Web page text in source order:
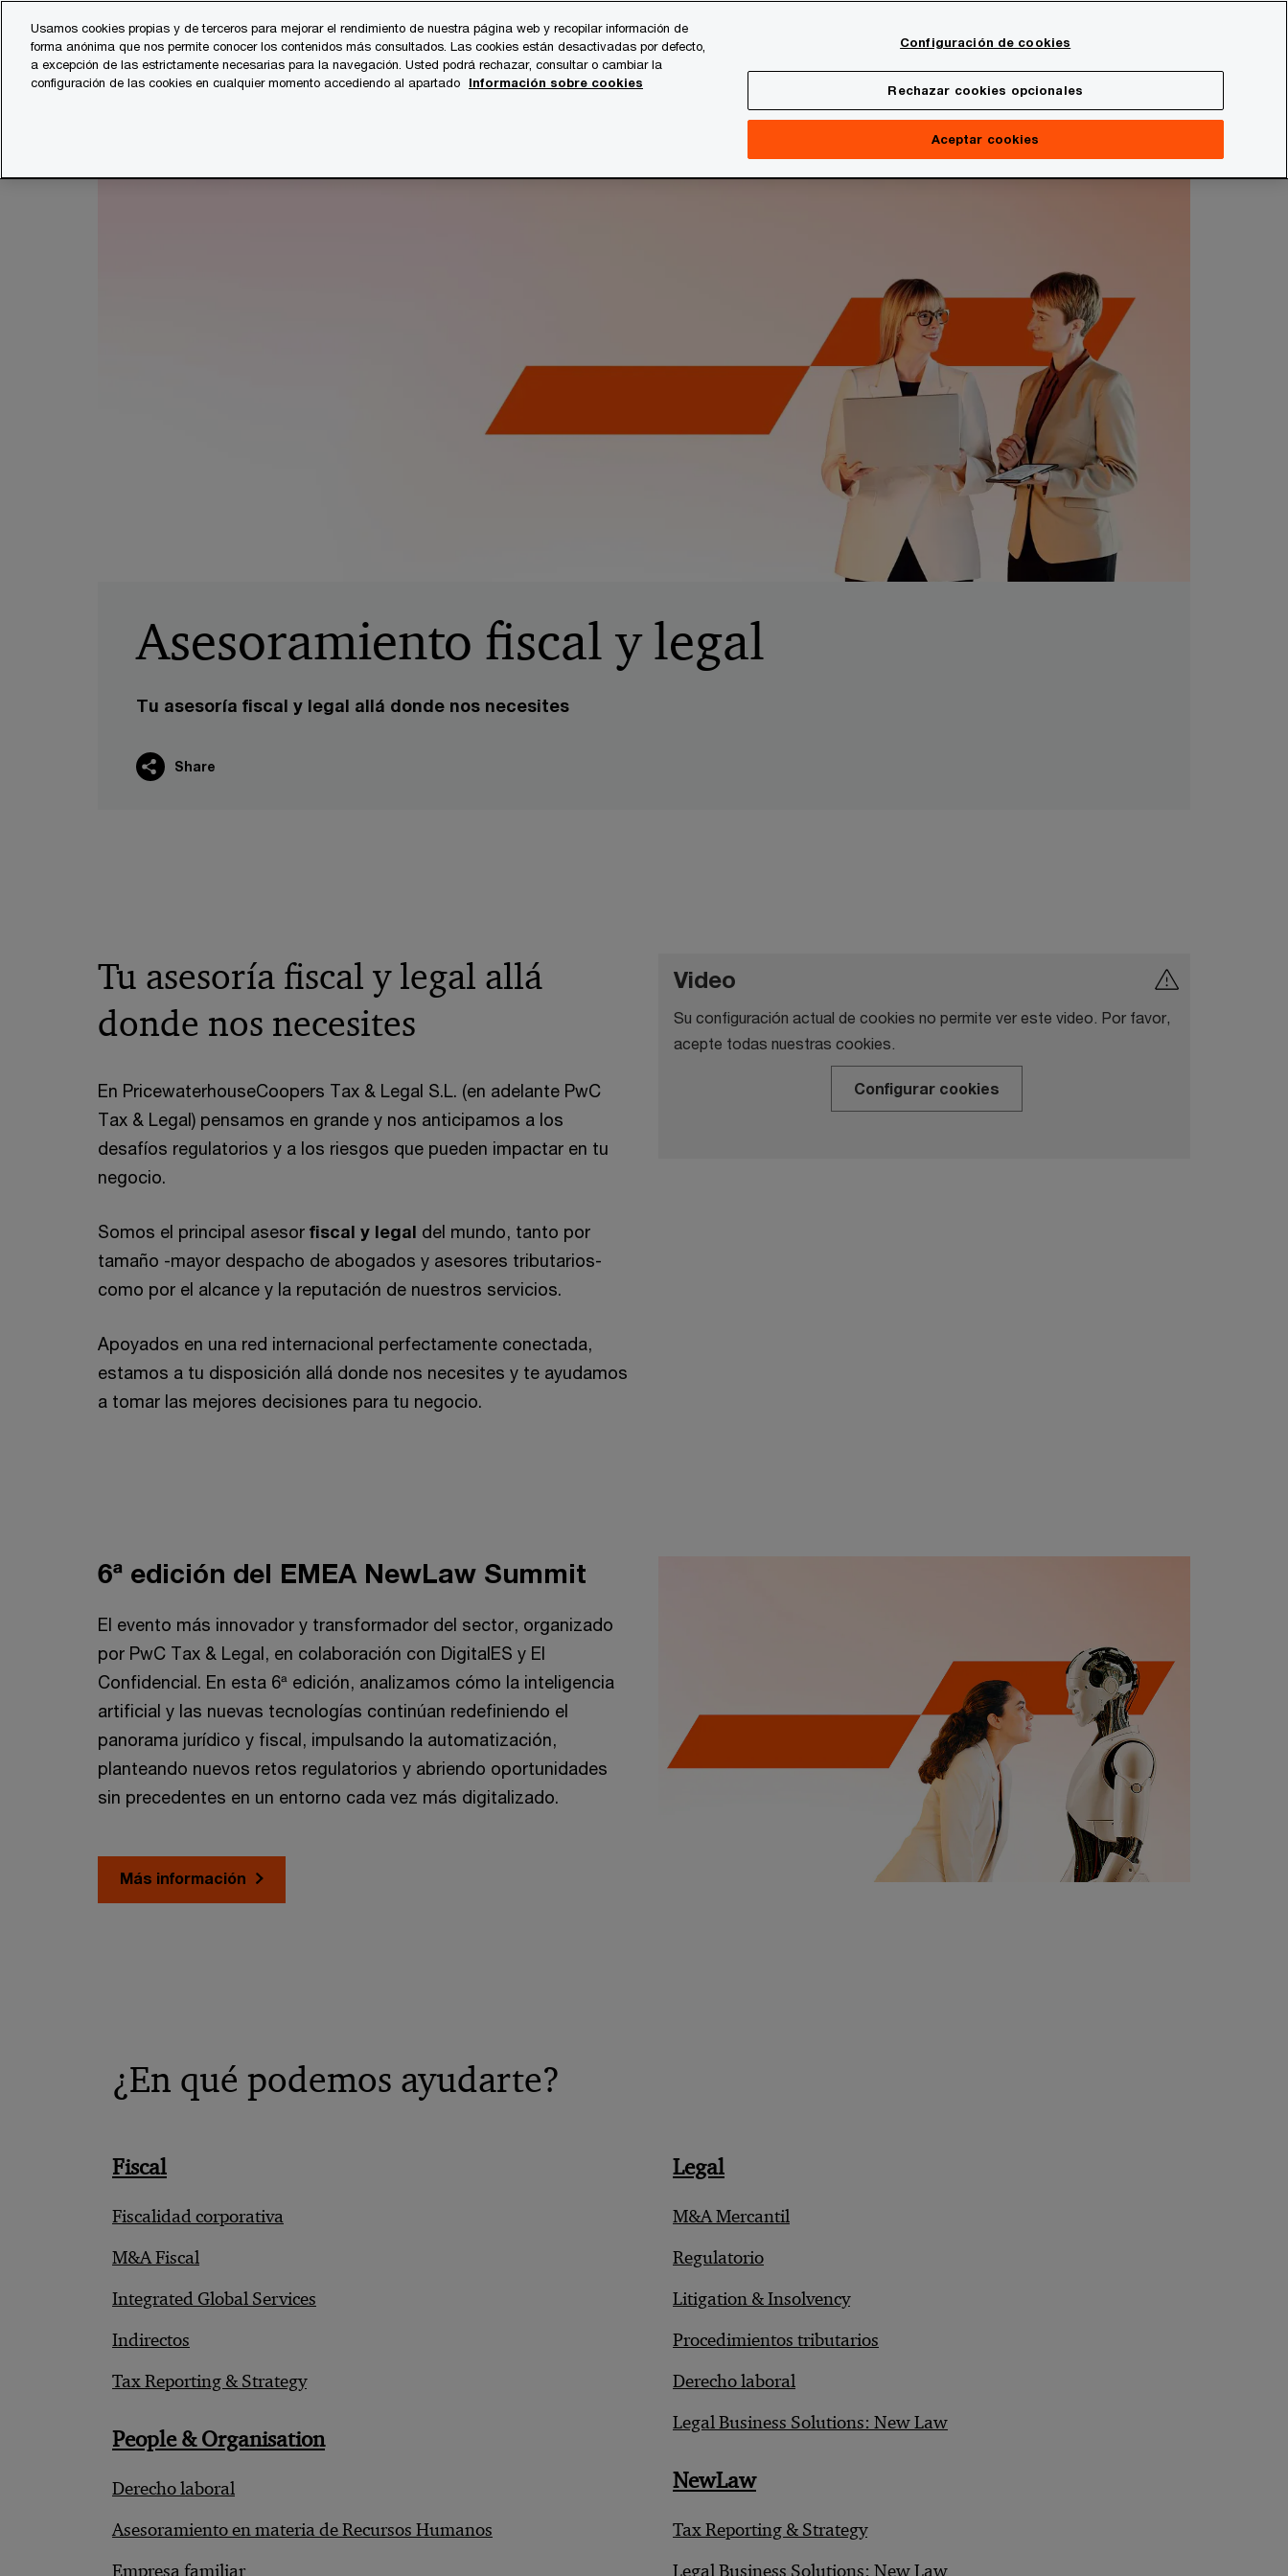
content
footer
Servicios Sectores Temas clave Quiénes somos
Tu asesoría fiscal y legal allá donde nos necesites
Asesoramiento fiscal y legal
Share
Tu asesoría fiscal y legal allá
donde nos necesites
En PricewaterhouseCoopers Tax & Legal S.L. (en adelante PwC
Tax & Legal) pensamos en grande y nos anticipamos a los
desafíos regulatorios y a los riesgos que pueden impactar en tu
negocio.
Somos el principal asesor fiscal y legal del mundo, tanto por
tamaño -mayor despacho de abogados y asesores tributarios-
como por el alcance y la reputación de nuestros servicios.
Apoyados en una red internacional perfectamente conectada,
estamos a tu disposición allá donde nos necesites y te ayudamos
a tomar las mejores decisiones para tu negocio.
Video
Su configuración actual de cookies no permite ver este video. Por favor,
acepte todas nuestras cookies.
Configurar cookies
6ª edición del EMEA NewLaw Summit
El evento más innovador y transformador del sector, organizado
por PwC Tax & Legal, en colaboración con DigitalES y El
Confidencial. En esta 6ª edición, analizamos cómo la inteligencia
artificial y las nuevas tecnologías continúan redefiniendo el
panorama jurídico y fiscal, impulsando la automatización,
planteando nuevos retos regulatorios y abriendo oportunidades
sin precedentes en un entorno cada vez más digitalizado.
Más información
¿En qué podemos ayudarte?
Fiscal
Fiscalidad corporativa
M&A Fiscal
Integrated Global Services
Indirectos
Tax Reporting & Strategy
Legal
M&A Mercantil
Regulatorio
Litigation & Insolvency
Procedimientos tributarios
Derecho laboral
Legal Business Solutions: New Law
People & Organisation
Derecho laboral
Asesoramiento en materia de Recursos Humanos
Empresa familiar
NewLaw
Tax Reporting & Strategy
Legal Business Solutions: New Law
Usamos cookies propias y de terceros para mejorar el rendimiento de nuestra página web y recopilar información de
forma anónima que nos permite conocer los contenidos más consultados. Las cookies están desactivadas por defecto,
a excepción de las estrictamente necesarias para la navegación. Usted podrá rechazar, consultar o cambiar la
configuración de las cookies en cualquier momento accediendo al apartado
Información sobre cookies
Configuración de cookies
Rechazar cookies opcionales
Aceptar cookies